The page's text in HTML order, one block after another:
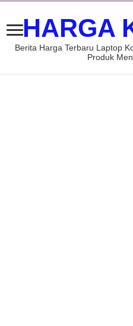
HARGA
Berita Harga Terbaru Laptop
Produk